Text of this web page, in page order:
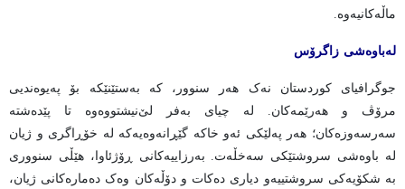
ماڵەکانیەوە.
لەباوەشی زاگرۆس
جوگرافیای کوردستان نەک هەر سنوور، کە بەستێنێکە بۆ پەیوەندیی
مرۆڤ و هەرێمەکان. لە چیای بەفر لێ‌نیشتووەوە تا پێدەشتە
سەرسەوزەکان؛ هەر پەلێکی ئەو خاکە گێڕانەوەیەکە لە خۆڕاگری و ژیان
لە باوەشی سروشتێکی سەخڵەت. بەرزاییەکانی ڕۆژئاوا، هێڵی سنووری
بە شکۆیەکی سروشتییەو دیاری دەکات و دۆڵەکان وەک دەمارەکانی ژیان،